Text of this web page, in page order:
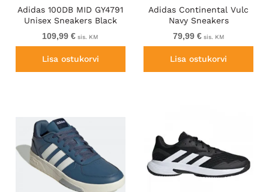
Adidas 100DB MID GY4791
Unisex Sneakers Black
109,99 € sis. KM
Lisa ostukorvi
Adidas Continental Vulc
Navy Sneakers
79,99 €sis. KM
Lisa ostukorvi